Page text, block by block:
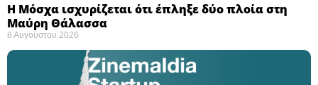
Η Μόσχα ισχυρίζεται ότι έπληξε δύο πλοία στη
Μαύρη Θάλασσα ​
8 Αυγούστου 2026